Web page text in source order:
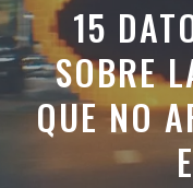
15
SOBRE
QUE NO